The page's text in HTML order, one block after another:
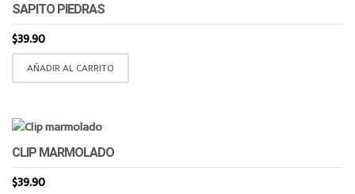
SAPITO PIEDRAS
$39.90
AÑADIR AL CARRITO
CLIP MARMOLADO
$39.90